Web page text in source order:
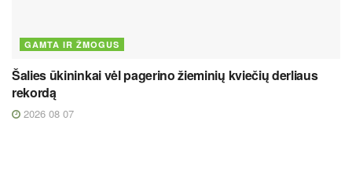
GAMTA IR ŽMOGUS
Šalies ūkininkai vėl pagerino žieminių kviečių derliaus
rekordą
2026 08 07